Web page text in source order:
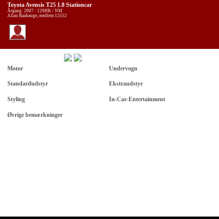
Toyota Avensis T25 1.8 Stationcar
Årgang: 2007 - 129HK / NM
Allan Raahauge, medlem 12552
Motor Undervogn
Standardudstyr Ekstraudstyr
Styling In-Car-Entertainment
Øvrige bemærkninger